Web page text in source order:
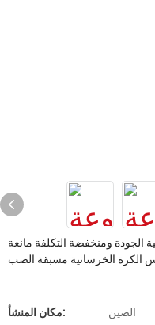
الجودة ومنخفضة التكلفة مانعة
الكرة الخرسانية مسبقة الصب
مكان المنشأ:
الصين